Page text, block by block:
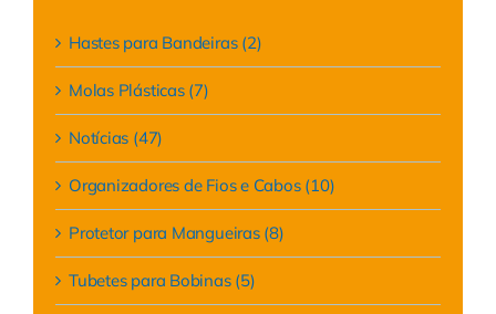
Hastes para Bandeiras (2)
Molas Plásticas (7)
Notícias (47)
Organizadores de Fios e Cabos (10)
Protetor para Mangueiras (8)
Tubetes para Bobinas (5)